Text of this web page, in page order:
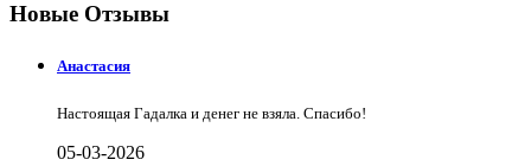
Новые Отзывы
Анастасия
Настоящая Гадалка и денег не взяла. Спасибо!
05-03-2026